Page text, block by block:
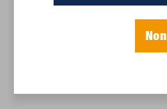
Fin de vie dans la
dignité et le respect
Non